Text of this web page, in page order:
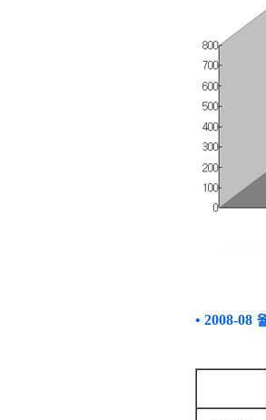
• 2008-08